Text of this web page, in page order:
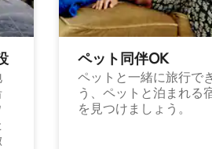
ペット同⁠伴OK
ペットと一緒に旅行で
う、ペットと泊まれる
を見つけましょう。